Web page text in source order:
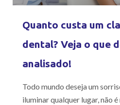
Quanto custa um
dental? Veja o que
analisado!
Todo mundo deseja um
iluminar qualquer lugar, não é